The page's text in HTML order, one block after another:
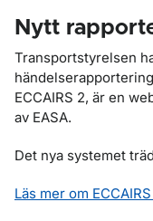
Nytt
Transportstyrelsen
ECCAIRS 2, är en
av EASA.
Det nya systemet
Läs mer om